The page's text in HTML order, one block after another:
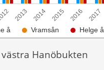
å Vramsån Helge å
2013 2014 2015 2016 2017
Hanöbukten